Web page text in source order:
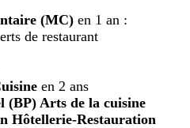
(MC) en 1 an :
de restaurant
en 2 ans
(BP) Arts de la cuisine
Hôtellerie-Restauration